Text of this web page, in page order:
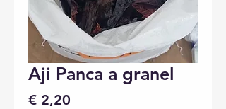
Aji Panca a granel
€ 2,20